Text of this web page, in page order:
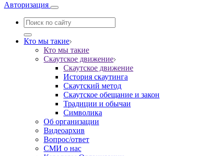
Авторизация
Кто мы такие
Кто мы такие
Скаутское движение
Скаутское движение
История скаутинга
Скаутский метод
Скаутское обещание и закон
Традиции и обычаи
Символика
Об организации
Видеоархив
Вопрос/ответ
СМИ о нас